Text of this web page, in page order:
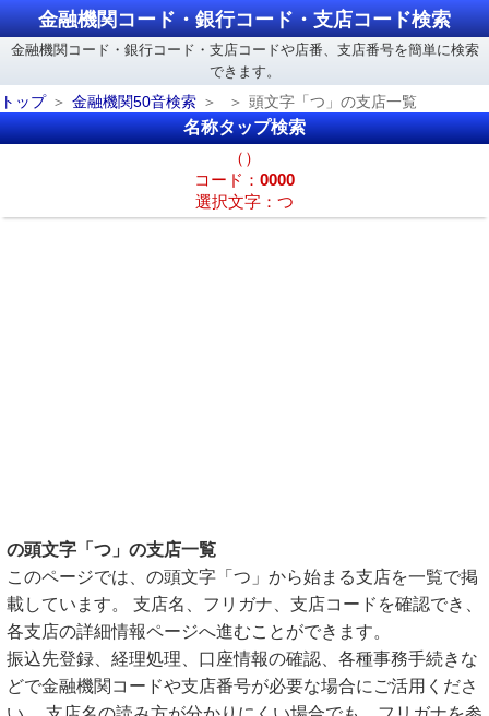
金融機関コード・銀行コード・支店コード検索
金融機関コード・銀行コード・支店コードや店番、支店番号を簡単に検索
できます。
トップ
金融機関50音検索 頭文字「つ」の支店一覧
名称タップ検索
（）
コード： 0000
選択文字：つ
の頭文字「つ」の支店一覧
このページでは、の頭文字「つ」から始まる支店を一覧で掲
載しています。 支店名、フリガナ、支店コードを確認でき、
各支店の詳細情報ページへ進むことができます。
振込先登録、経理処理、口座情報の確認、各種事務手続きな
どで金融機関コードや支店番号が必要な場合にご活用くださ